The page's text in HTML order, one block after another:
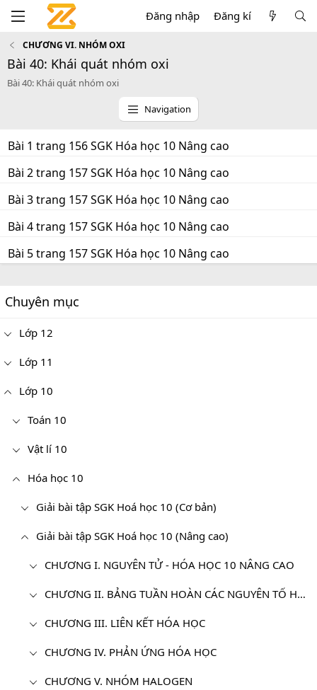
Đăng nhập Đăng kí
CHƯƠNG VI. NHÓM OXI
Bài 40: Khái quát nhóm oxi
Bài 40: Khái quát nhóm oxi
Navigation
Bài 1 trang 156 SGK Hóa học 10 Nâng cao
Bài 2 trang 157 SGK Hóa học 10 Nâng cao
Bài 3 trang 157 SGK Hóa học 10 Nâng cao
Bài 4 trang 157 SGK Hóa học 10 Nâng cao
Bài 5 trang 157 SGK Hóa học 10 Nâng cao
Chuyên mục
Lớp 12
Lớp 11
Lớp 10
Toán 10
Vật lí 10
Hóa học 10
Giải bài tập SGK Hoá học 10 (Cơ bản)
Giải bài tập SGK Hoá học 10 (Nâng cao)
CHƯƠNG I. NGUYÊN TỬ - HÓA HỌC 10 NÂNG CAO
CHƯƠNG II. BẢNG TUẦN HOÀN CÁC NGUYÊN TỐ HÓA HỌC VÀ ĐỊNH LUẬT TUẦN HOÀN - HÓA 10 NÂNG CAO
CHƯƠNG III. LIÊN KẾT HÓA HỌC
CHƯƠNG IV. PHẢN ỨNG HÓA HỌC
CHƯƠNG V. NHÓM HALOGEN